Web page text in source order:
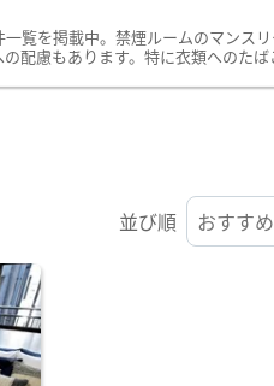
覧を掲載中。禁煙ルームのマンス
慮もあります。特に衣類へのたば
並び順